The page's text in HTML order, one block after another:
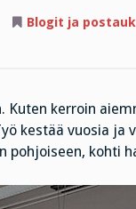
Blogit ja
kerroin
kestää vuosia ja
pohjoiseen, kohti